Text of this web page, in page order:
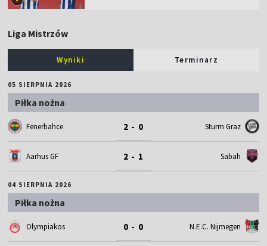
Liga Mistrzów
Wyniki Terminarz
05 SIERPNIA 2026
Piłka nożna
Fenerbahce 2 - 0 Sturm Graz
Aarhus GF 2 - 1 Sabah
04 SIERPNIA 2026
Piłka nożna
Olympiakos 0 - 0 N.E.C. Nijmegen